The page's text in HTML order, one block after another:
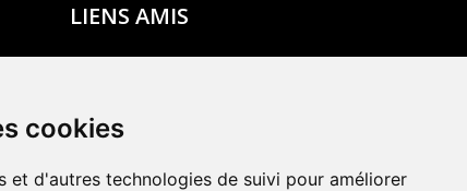
cookies
et d'autres technologies de suivi pour améliorer
LIENS AMIS